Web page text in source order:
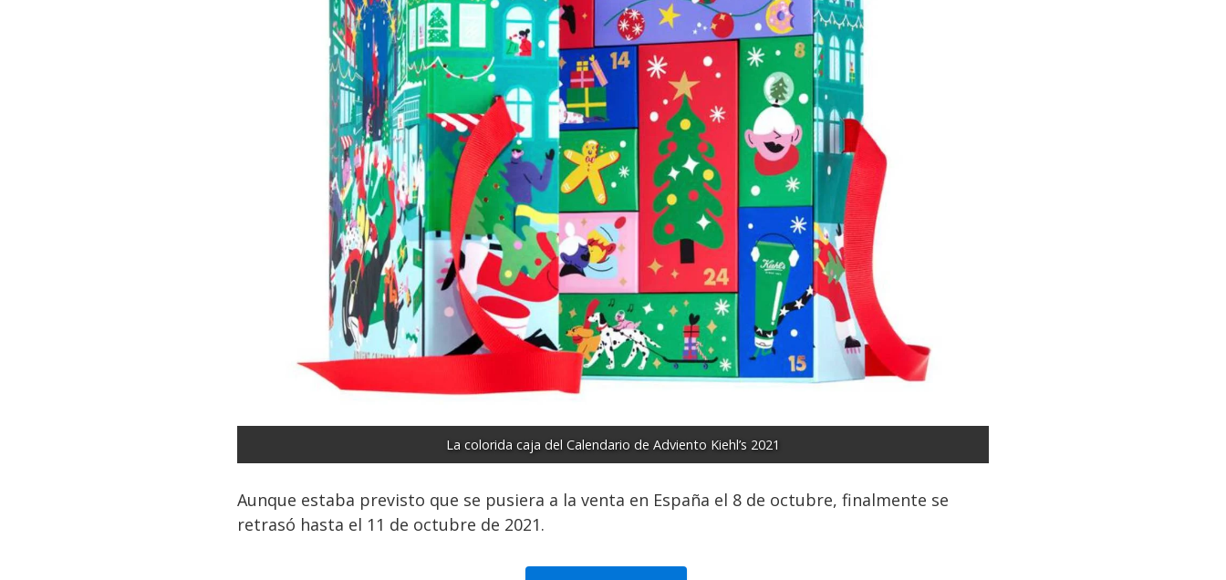
La colorida caja del Calendario de Adviento Kiehl’s 2021
Aunque estaba previsto que se pusiera a la venta en España el 8 de octubre, finalmente se
retrasó hasta el 11 de octubre de 2021.